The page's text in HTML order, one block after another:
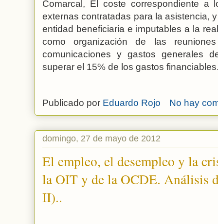
Comarcal, El coste correspondiente a
externas contratadas para la asistencia,
entidad beneficiaria e imputables a la
como organización de las
comunicaciones y gastos generales
superar el 15% de los gastos
Publicado por Eduardo Rojo No hay
domingo, 27 de mayo de 2012
El empleo, el desempleo y la
la OIT y de la OCDE. Análisis
II)..